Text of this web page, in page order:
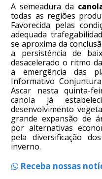
A semeadura da
todas as regiões
Favorecida pelas
adequada
se aproxima da
a persistência de
desacelerado o ritmo
a emergência das
Informativo
Ascar nesta quinta-
canola já
desenvolvimento
grande expansão de
por alternativas
pela diversificação
inverno.
Receba nossas